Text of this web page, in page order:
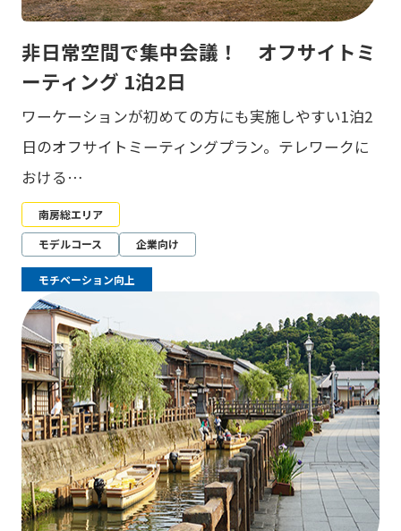
非日常空間で集中会議！ オフサイトミ
ーティング 1泊2日
ワーケーションが初めての方にも実施しやすい1泊2
日のオフサイトミーティングプラン。テレワークに
おける…
南房総エリア
モデルコース
企業向け
モチベーション向上